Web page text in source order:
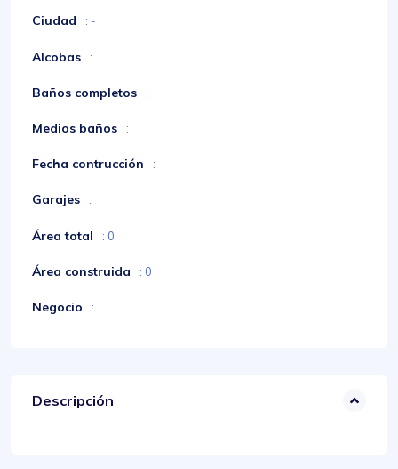
Ciudad : -
Alcobas :
Baños completos :
Medios baños :
Fecha contrucción :
Garajes :
Área total : 0
Área construida : 0
Negocio :
Descripción